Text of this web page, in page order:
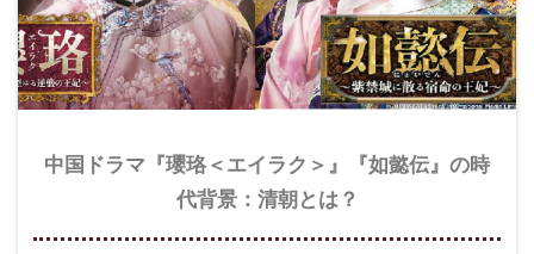
中国ドラマ『瓔珞＜エイラク＞』『如懿伝』の時
代背景：清朝とは？